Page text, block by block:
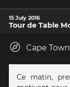
15 July 2016
Tour de Table
Cape
Ce matin,